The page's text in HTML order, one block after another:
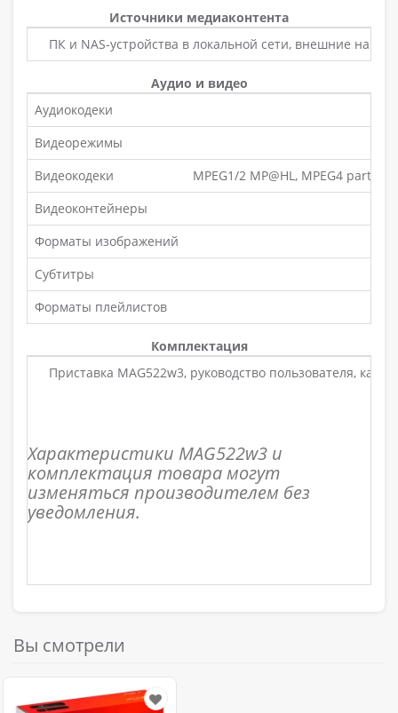
Источники медиаконтента
ПК и NAS-устройства в локальной сети, внешние
Аудио и видео
Аудиокодеки
Видеорежимы
Видеокодеки
MPEG1/2 MP@HL, MPEG4 part 2
Видеоконтейнеры
Форматы изображений
Субтитры
Форматы плейлистов
Комплектация
Приставка MAG522w3, руководство пользователя,
Характеристики MAG522w3 и
комплектация товара могут
изменяться производителем без
уведомления.
Вы смотрели